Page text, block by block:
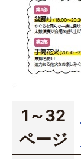
1～32
ページ